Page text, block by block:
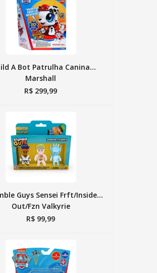
A Bot Patrulha Canina
Marshall
R$ 299,99
Guys Sensei Frft/Inside
Out/Fzn Valkyrie
R$ 99,99